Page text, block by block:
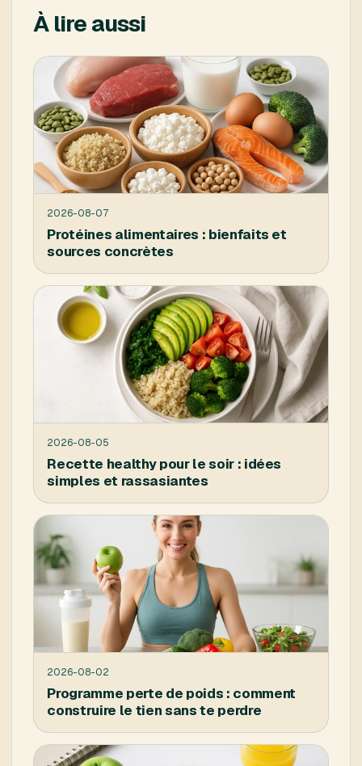
À lire aussi
2026-08-07
Protéines alimentaires : bienfaits et
sources concrètes
2026-08-05
Recette healthy pour le soir : idées
simples et rassasiantes
2026-08-02
Programme perte de poids : comment
construire le tien sans te perdre